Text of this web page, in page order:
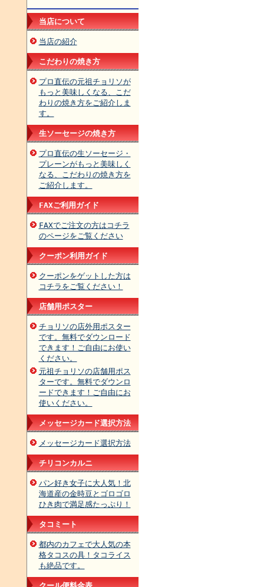
当店について
当店の紹介
こだわりの焼き方
プロ直伝の元祖チョリソが
もっと美味しくなる、こだ
わりの焼き方をご紹介しま
す。
生ソーセージの焼き方
プロ直伝の生ソーセージ・
プレーンがもっと美味しく
なる、こだわりの焼き方を
ご紹介します。
FAXご利用ガイド
FAXでご注文の方はコチラ
のページをご覧ください
クーポン利用ガイド
クーポンをゲットした方は
コチラをご覧ください！
店舗用ポスター
チョリソの店外用ポスター
です。無料でダウンロード
できます！ご自由にお使い
ください。
元祖チョリソの店舗用ポス
ターです。無料でダウンロ
ードできます！ご自由にお
使いください。
メッセージカード選択方法
メッセージカード選択方法
チリコンカルニ
パン好き女子に大人気！北
海道産の金時豆とゴロゴロ
ひき肉で満足感たっぷり！
タコミート
都内のカフェで大人気の本
格タコスの具！タコライス
も絶品です。